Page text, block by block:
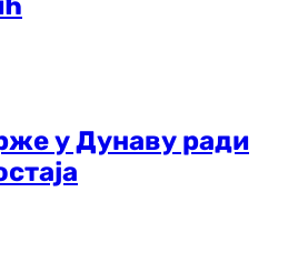
у Дунаву ради